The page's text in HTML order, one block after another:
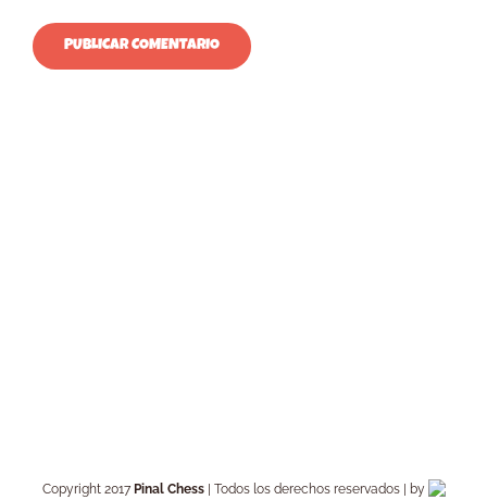
Copyright 2017 Pinal Chess| Todos los derechos reservados | by